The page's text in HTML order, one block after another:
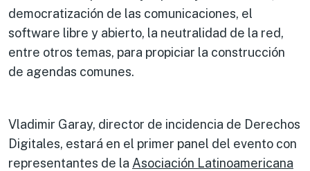
democratización de las comunicaciones, el
software libre y abierto, la neutralidad de la red,
entre otros temas, para propiciar la construcción
de agendas comunes.
Vladimir Garay, director de incidencia de Derechos
Digitales, estará en el primer panel del evento con
representantes de la Asociación Latinoamericana